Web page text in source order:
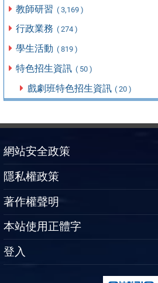
教師研習 ( 3,169 )
行政業務 ( 274 )
學生活動 ( 819 )
特色招生資訊 ( 50 )
戲劇班特色招生資訊 ( 20 )
網站安全政策
隱私權政策
著作權聲明
本站使用正體字
登入